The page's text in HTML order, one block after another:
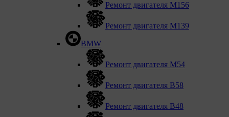
Ремонт двигателя М156
Ремонт двигателя M139
BMW
Ремонт двигателя М54
Ремонт двигателя B58
Ремонт двигателя В48